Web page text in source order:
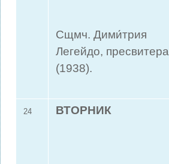
Сщмч. Дими́трия
Легейдо, пресвитера
(1938).
24 ВТОРНИК